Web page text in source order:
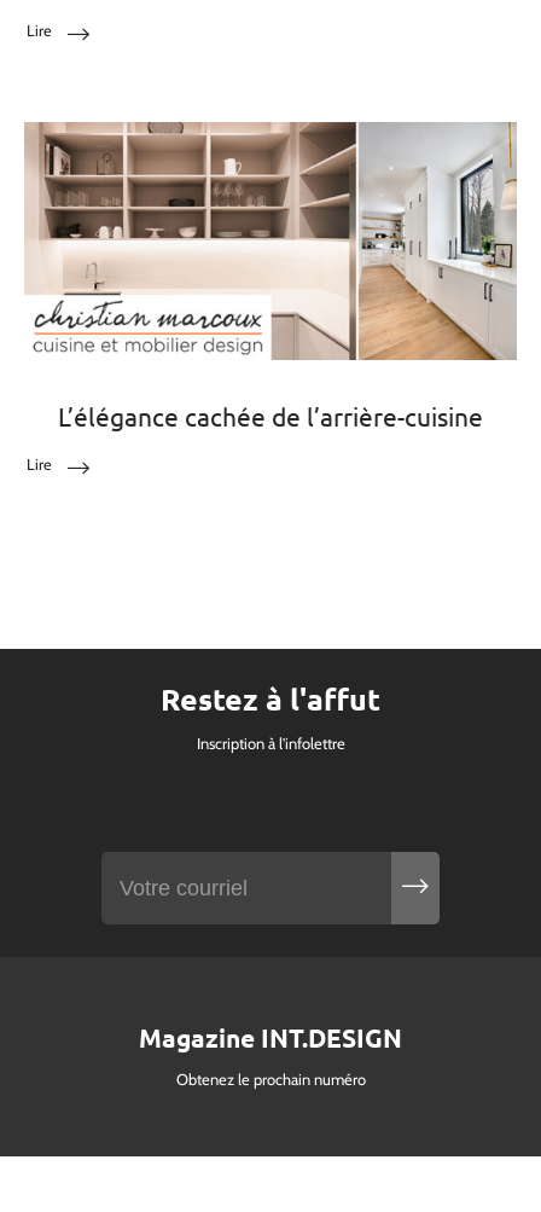
Lire
L’élégance cachée de l’arrière-cuisine
Lire
Restez à l'affut
Inscription à l'infolettre
Magazine INT.DESIGN
Obtenez le prochain numéro